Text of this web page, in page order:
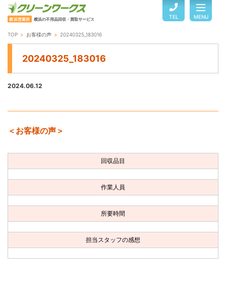
横浜営業所 横浜の不用品回収・買取サービス TEL MENU
TOP
ご利用の流れ
お客様の声
お問い合わせ
会社概要
TOP お客様の声 20240325_183016
20240325_183016
2024.06.12
＜お客様の声＞
回収品目
作業人員
所要時間
担当スタッフの感想